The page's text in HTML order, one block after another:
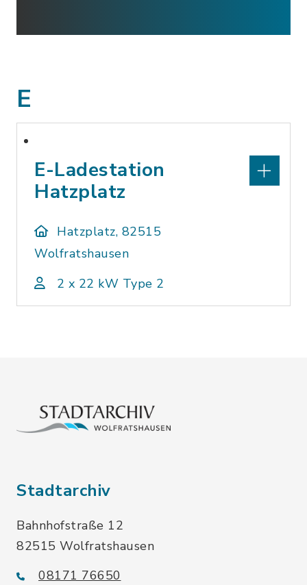
E
E-Ladestation
Hatzplatz
Hatzplatz, 82515
Wolfratshausen
2 x 22 kW Type 2
Stadtarchiv
Bahnhofstraße 12
82515 Wolfratshausen
08171 76650